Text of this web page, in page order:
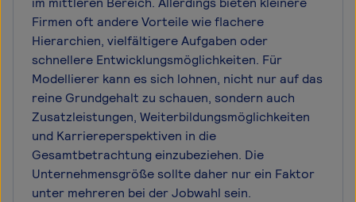
Firmen oft andere Vorteile wie flachere
Hierarchien, vielfältigere Aufgaben oder
schnellere Entwicklungsmöglichkeiten. Für
Modellierer kann es sich lohnen, nicht nur auf das
reine Grundgehalt zu schauen, sondern auch
Zusatzleistungen, Weiterbildungsmöglichkeiten
und Karriereperspektiven in die
Gesamtbetrachtung einzubeziehen. Die
Unternehmensgröße sollte daher nur ein Faktor
unter mehreren bei der Jobwahl sein.